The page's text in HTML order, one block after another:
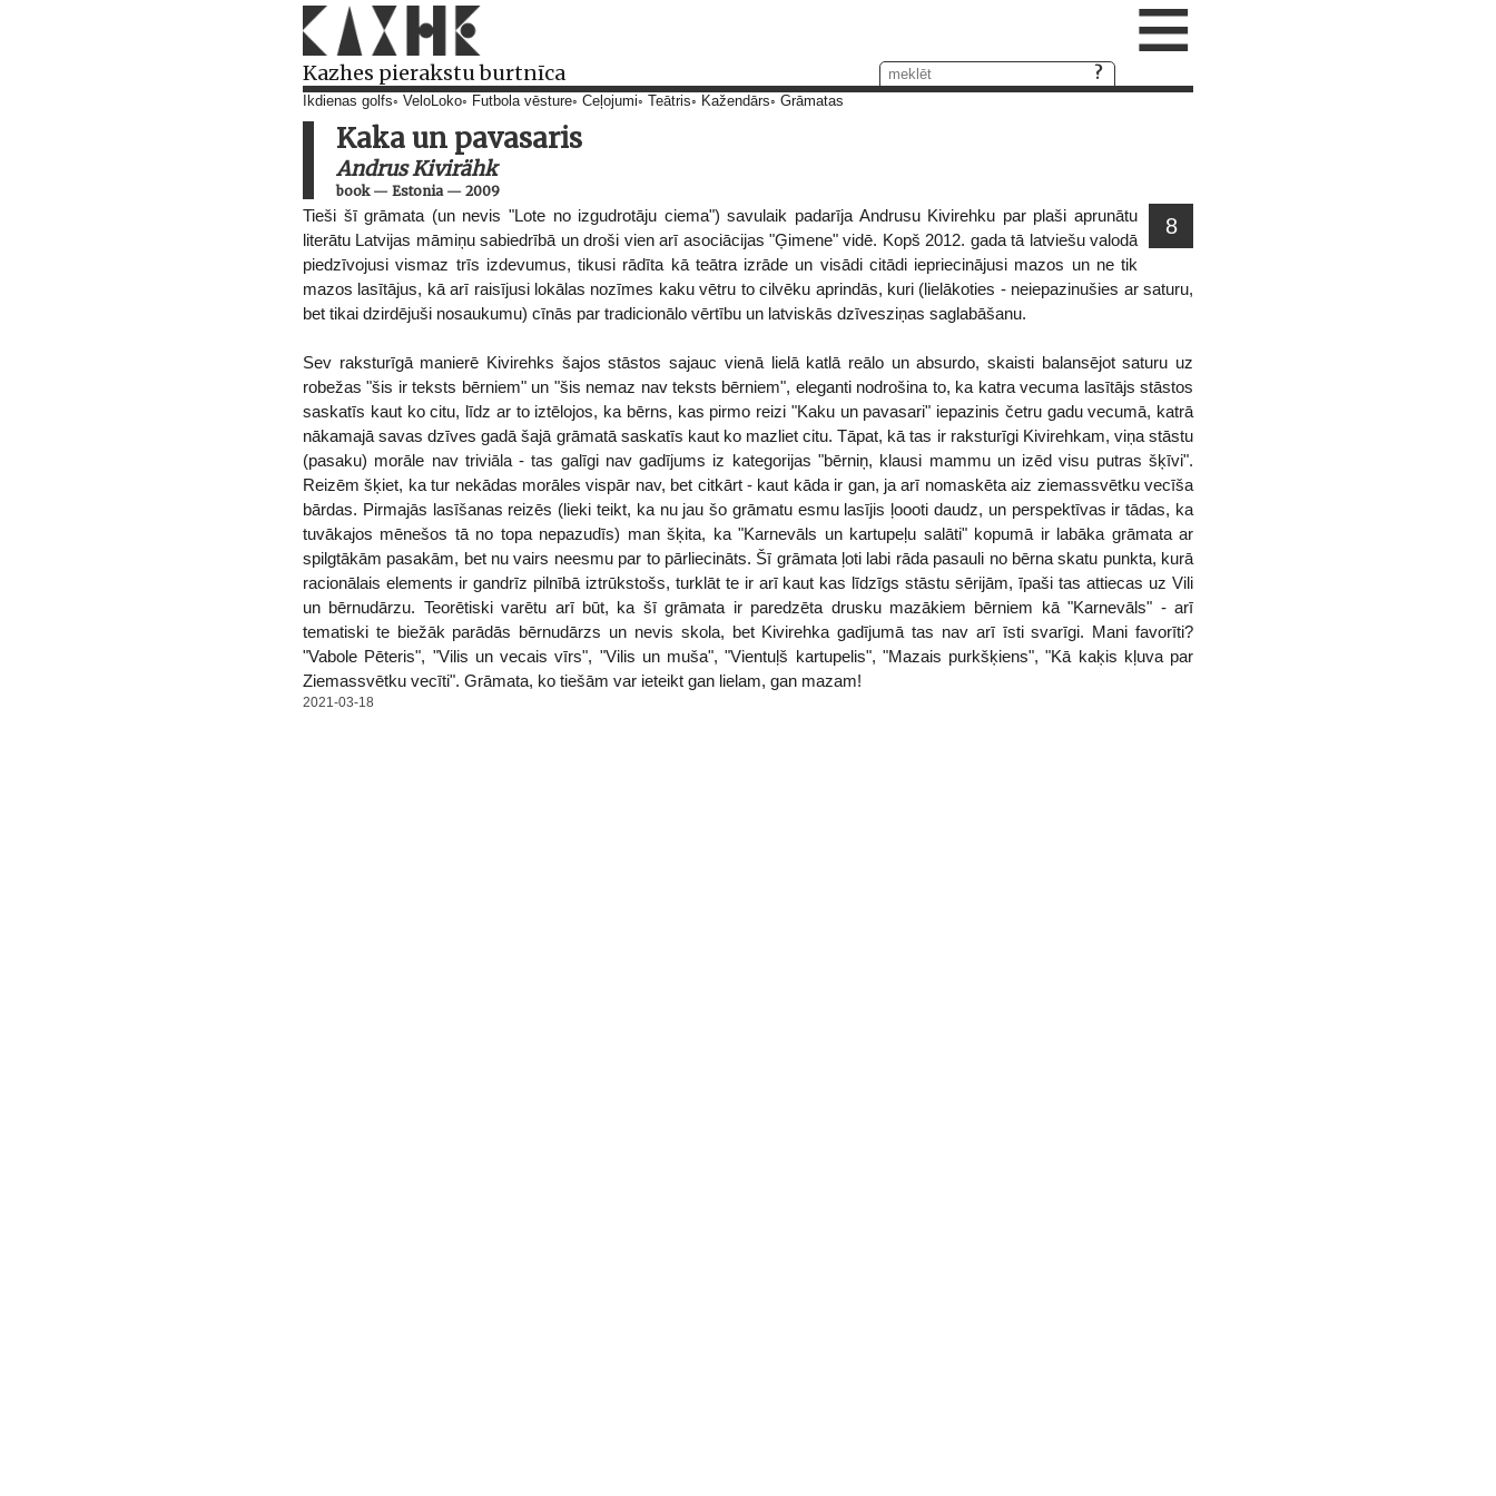
Kazhes pierakstu burtnīca ≡
Ikdienas golfs VeloLoko Futbola vēsture Ceļojumi Teātris Kažendārs Grāmatas
Kaka un pavasaris
Andrus Kivirähk
book— Estonia— 2009
8
Tieši šī grāmata (un nevis "Lote no izgudrotāju ciema") savulaik padarīja Andrusu Kivirehku par plaši aprunātu
literātu Latvijas māmiņu sabiedrībā un droši vien arī asociācijas "Ģimene" vidē. Kopš 2012. gada tā latviešu valodā
piedzīvojusi vismaz trīs izdevumus, tikusi rādīta kā teātra izrāde un visādi citādi iepriecinājusi mazos un ne tik
mazos lasītājus, kā arī raisījusi lokālas nozīmes kaku vētru to cilvēku aprindās, kuri (lielākoties - neiepazinušies ar saturu,
bet tikai dzirdējuši nosaukumu) cīnās par tradicionālo vērtību un latviskās dzīvesziņas saglabāšanu.
Sev raksturīgā manierē Kivirehks šajos stāstos sajauc vienā lielā katlā reālo un absurdo, skaisti balansējot saturu uz
robežas "šis ir teksts bērniem" un "šis nemaz nav teksts bērniem", eleganti nodrošina to, ka katra vecuma lasītājs stāstos
saskatīs kaut ko citu, līdz ar to iztēlojos, ka bērns, kas pirmo reizi "Kaku un pavasari" iepazinis četru gadu vecumā, katrā
nākamajā savas dzīves gadā šajā grāmatā saskatīs kaut ko mazliet citu. Tāpat, kā tas ir raksturīgi Kivirehkam, viņa stāstu
(pasaku) morāle nav triviāla - tas galīgi nav gadījums iz kategorijas "bērniņ, klausi mammu un izēd visu putras šķīvi".
Reizēm šķiet, ka tur nekādas morāles vispār nav, bet citkārt - kaut kāda ir gan, ja arī nomaskēta aiz ziemassvētku vecīša
bārdas. Pirmajās lasīšanas reizēs (lieki teikt, ka nu jau šo grāmatu esmu lasījis ļoooti daudz, un perspektīvas ir tādas, ka
tuvākajos mēnešos tā no topa nepazudīs) man šķita, ka "Karnevāls un kartupeļu salāti" kopumā ir labāka grāmata ar
spilgtākām pasakām, bet nu vairs neesmu par to pārliecināts. Šī grāmata ļoti labi rāda pasauli no bērna skatu punkta, kurā
racionālais elements ir gandrīz pilnībā iztrūkstošs, turklāt te ir arī kaut kas līdzīgs stāstu sērijām, īpaši tas attiecas uz Vili
un bērnudārzu. Teorētiski varētu arī būt, ka šī grāmata ir paredzēta drusku mazākiem bērniem kā "Karnevāls" - arī
tematiski te biežāk parādās bērnudārzs un nevis skola, bet Kivirehka gadījumā tas nav arī īsti svarīgi. Mani favorīti?
"Vabole Pēteris", "Vilis un vecais vīrs", "Vilis un muša", "Vientuļš kartupelis", "Mazais purkšķiens", "Kā kaķis kļuva par
Ziemassvētku vecīti". Grāmata, ko tiešām var ieteikt gan lielam, gan mazam!
2021-03-18